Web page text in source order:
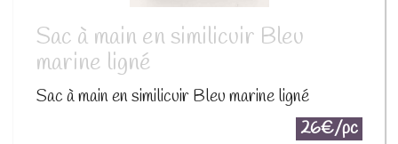
Sac à main en similicuir Bleu
marine ligné
Sac à main en similicuir Bleu marine ligné
26€/pc